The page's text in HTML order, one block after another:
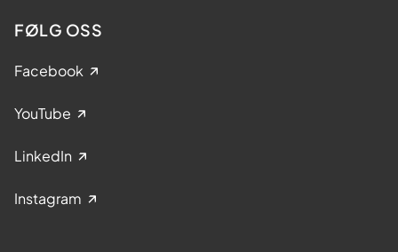
FØLG OSS
Facebook
YouTube
LinkedIn
Instagram